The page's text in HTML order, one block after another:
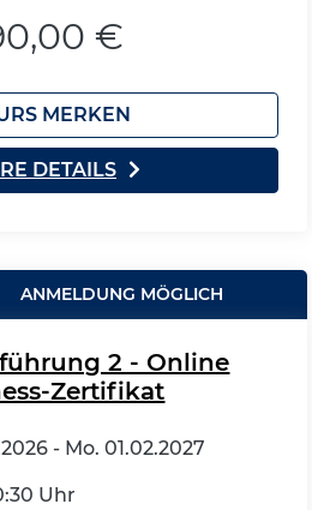
€
MERKEN
DETAILS
ANMELDUNG MÖGLICH
2 - Online
Zertifikat
- Mo. 01.02.2027
Uhr